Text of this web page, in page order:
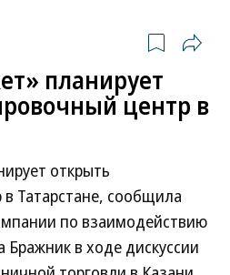
планирует
центр в
открыть
Татарстане, сообщила
по взаимодействию
Бражник в ходе дискуссии